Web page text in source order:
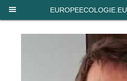
EUROPEECOLOGIE.EU